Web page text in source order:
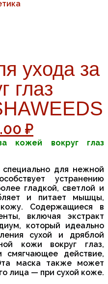
ухода за
глаз
₽
кожей вокруг глаз
для нежной
устранению
гладкой, светлой и
и питает мышцы,
Содержащиеся в
включая экстракт
который идеально
сухой и дряблой
кожи вокруг глаз,
действие,
маска также может
лица — при сухой коже.